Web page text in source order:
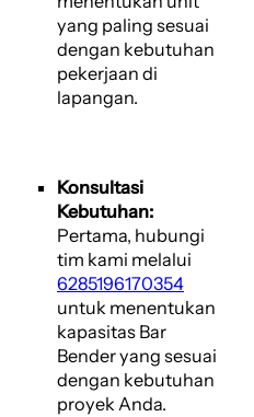
yang paling sesuai
dengan kebutuhan
pekerjaan di
lapangan.
Konsultasi
Kebutuhan:
Pertama, hubungi
tim kami melalui
6285196170354
untuk menentukan
kapasitas Bar
Bender yang sesuai
dengan kebutuhan
proyek Anda.